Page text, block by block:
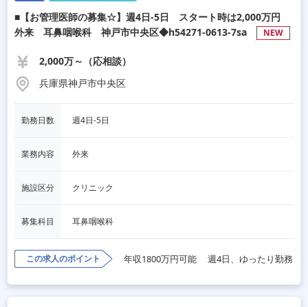
■【お管理医師の募集☆】週4日-5日 スタート時は2,000万円
外来 耳鼻咽喉科 神戸市中央区◆h54271-0613-7sa
NEW
2,000万～（応相談）
兵庫県神戸市中央区
勤務日数 週4日-5日
業務内容 外来
施設区分 クリニック
募集科目 耳鼻咽喉科
この求人のポイント 年収1800万円可能 週4日、ゆったり勤務